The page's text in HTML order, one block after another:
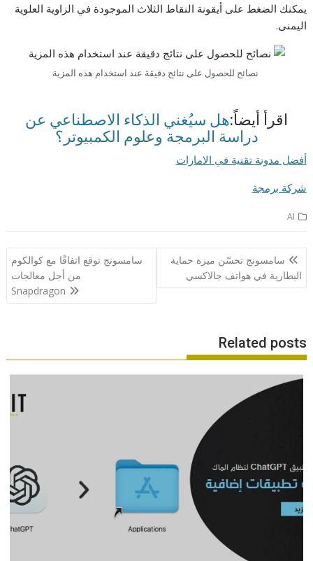
يمكنك الضغط على أيقونة النقاط الثلاث الموجودة في الزاوية العلوية
اليمنى.
نصائح للحصول على نتائج دقيقة عند استخدام هذه المزية
اقرأ أيضاً:هل سيُغني الذكاء الاصطناعي عن
دراسة البرمجة وعلوم الكمبيوتر؟
أفضل مدونة تقنية في الامارات
شركة برمجة
AI
تصفّح
المقالات
سامسونج تحسّن ميزة حماية
البطارية في هواتف جالاكسي
سامسونج توقع اتفاقًا مع كوالكوم
من أجل معالجات
Snapdragon
Related posts